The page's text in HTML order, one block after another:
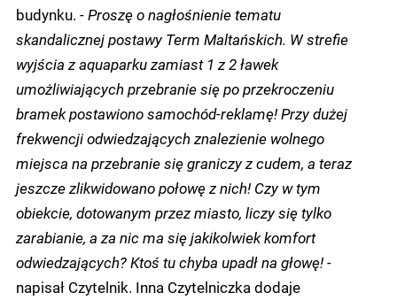
budynku. - Proszę o nagłośnienie tematu
skandalicznej postawy Term Maltańskich. W strefie
wyjścia z aquaparku zamiast 1 z 2 ławek
umożliwiających przebranie się po przekroczeniu
bramek postawiono samochód-reklamę! Przy dużej
frekwencji odwiedzających znalezienie wolnego
miejsca na przebranie się graniczy z cudem, a teraz
jeszcze zlikwidowano połowę z nich! Czy w tym
obiekcie, dotowanym przez miasto, liczy się tylko
zarabianie, a za nic ma się jakikolwiek komfort
odwiedzających? Ktoś tu chyba upadł na głowę! -
napisał Czytelnik. Inna Czytelniczka dodaje